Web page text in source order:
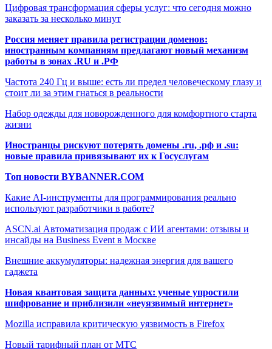
Цифровая трансформация сферы услуг: что сегодня можно
заказать за несколько минут
Россия меняет правила регистрации доменов:
иностранным компаниям предлагают новый механизм
работы в зонах .RU и .РФ
Частота 240 Гц и выше: есть ли предел человеческому глазу и
стоит ли за этим гнаться в реальности
Набор одежды для новорожденного для комфортного старта
жизни
Иностранцы рискуют потерять домены .ru, .рф и .su:
новые правила привязывают их к Госуслугам
Топ новости BYBANNER.COM
Какие AI-инструменты для программирования реально
используют разработчики в работе?
ASCN.ai Автоматизация продаж с ИИ агентами: отзывы и
инсайды на Business Event в Москве
Внешние аккумуляторы: надежная энергия для вашего
гаджета
Новая квантовая защита данных: ученые упростили
шифрование и приблизили «неуязвимый интернет»
Mozilla исправила критическую уязвимость в Firefox
Новый тарифный план от МТС